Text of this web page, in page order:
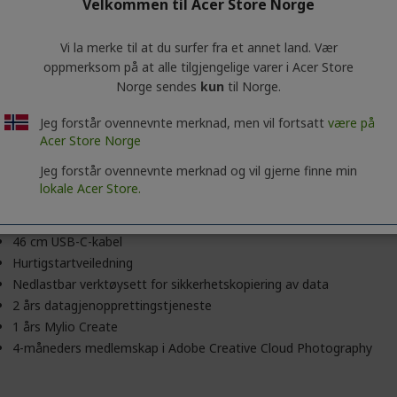
Tilgjengelig SuperSpeed USB 3.2 Gen 1-port (USB 3.0) (kreves
Nyeste versjon av Windows® 7 og nyere / Mac OS® X 10.12 og
Tilgjengelig SuperSpeed USB 3.2 Gen 1-port (USB 3.0) (kreves
Tilgjengelig SuperSpeed USB 3.2 Gen 1-port (USB 3.0) (kreves
Nyeste versjon av Windows® 7 og nyere / Mac OS® X 10.12 og
Seagate® One Touch bærbar lagringsenhet
46 cm USB-C-kabel
Hurtigstartveiledning
Nedlastbar verktøysett for sikkerhetskopiering av data
2 års datagjenopprettingstjeneste
1 års Mylio Create
4-måneders medlemskap i Adobe Creative Cloud Photography
Velkommen til Acer Store Norge
Vi la merke til at du surfer fra et annet land. Vær
oppmerksom på at alle tilgjengelige varer i Acer Store
Norge sendes kun til Norge.
Jeg forstår ovennevnte merknad, men vil fortsatt være på
Acer Store Norge
Jeg forstår ovennevnte merknad og vil gjerne finne min
lokale Acer Store.